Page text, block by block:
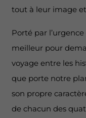
tout à leur image
Porté par
meilleur pour
voyage entre les
que porte notre
son propre
de chacun des